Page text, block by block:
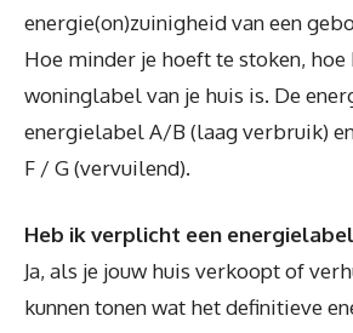
energie(on)zuinigheid van een
Hoe minder je hoeft te stoken,
woninglabel van je huis is. De
energielabel A/B (laag verbruik)
F / G (vervuilend).
Heb ik verplicht een
Ja, als je jouw huis verkoopt of
kunnen tonen wat het definitieve